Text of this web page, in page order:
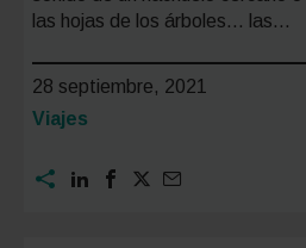
las hojas de los árboles… las…
28 septiembre, 2021
Categoría:
Viajes